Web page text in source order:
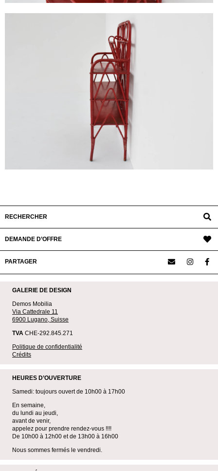
RECHERCHER
DEMANDE D’OFFRE
PARTAGER
GALERIE DE DESIGN
Demos Mobilia
Via Cattedrale 11
6900 Lugano, Suisse
TVA CHE-292.845.271
Politique de confidentialité
Crédits
HEURES D’OUVERTURE
Samedi: toujours ouvert de 10h00 à 17h00
En semaine,
du lundi au jeudi,
avant de venir,
appelez pour prendre rendez-vous !!!!
De 10h00 à 12h00 et de 13h00 à 16h00
Nous sommes fermés le vendredi.